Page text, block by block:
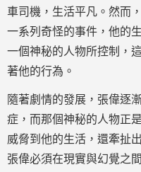
車司機，生活平凡。然而
一系列奇怪的事件，他的
一個神秘的人物所控制，
著他的行為。
隨著劇情的發展，張偉逐
症，而那個神秘的人物正
威脅到他的生活，還牽扯
張偉必須在現實與幻覺之